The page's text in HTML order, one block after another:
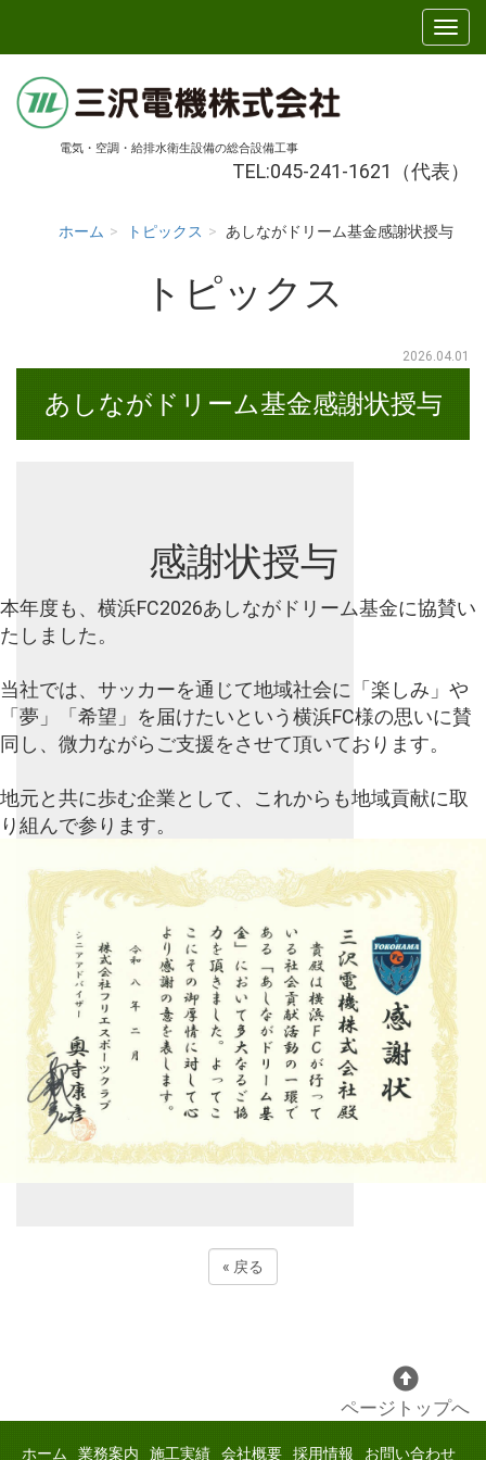
電気・空調・給排水衛生設備の総合設備工事
TEL:045-241-1621（代表）
ホーム トピックス あしながドリーム基金感謝状授与
トピックス
2026.04.01
あしながドリーム基金感謝状授与
感謝状授与
本年度も、横浜FC2026あしながドリーム基金に協賛い
たしました。
当社では、 サッカーを通じて地域社会に「楽しみ」や
「夢」「希望」を届けたいという横浜FC様の思いに賛
同し、微力ながらご支援をさせて頂いております。
地元と共に歩む企業として、これからも地域貢献に取
り組んで参ります。
« 戻る
ページトップへ
ホーム 業務案内 施工実績 会社概要 採用情報 お問い合わせ